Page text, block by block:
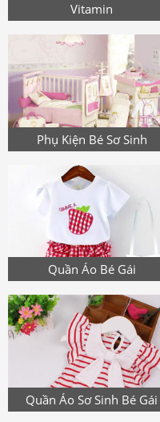
Vitamin
Phụ Kiện Bé Sơ Sinh
Quần Áo Bé Gái
Quần Áo Sơ Sinh Bé Gái